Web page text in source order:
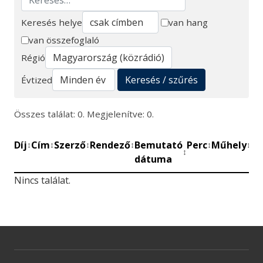
Keresés
Keresés helye
van hang
van összefoglaló
Régió
Évtized
Keresés / szűrés
Összes találat: 0. Megjelenítve: 0.
Díj↕Cím↕Szerző↕Rendező↕Bemutató
dátuma
↕
Perc↕Műhely↕
Nincs találat.